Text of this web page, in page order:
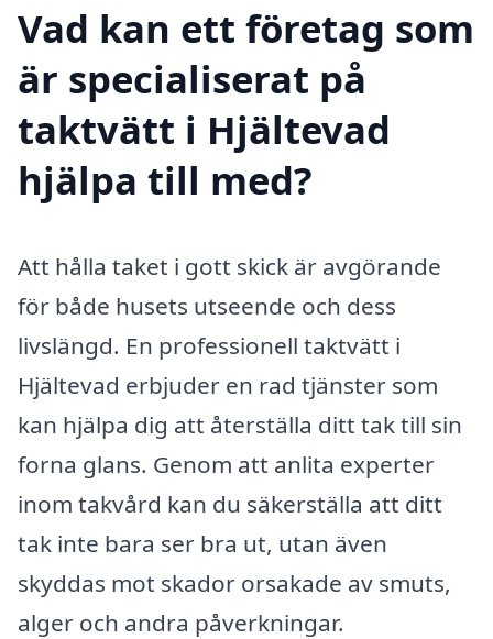
Vad kan ett företag som
är specialiserat på
taktvätt i Hjältevad
hjälpa till med?
Att hålla taket i gott skick är avgörande
för både husets utseende och dess
livslängd. En professionell taktvätt i
Hjältevad erbjuder en rad tjänster som
kan hjälpa dig att återställa ditt tak till sin
forna glans. Genom att anlita experter
inom takvård kan du säkerställa att ditt
tak inte bara ser bra ut, utan även
skyddas mot skador orsakade av smuts,
alger och andra påverkningar.